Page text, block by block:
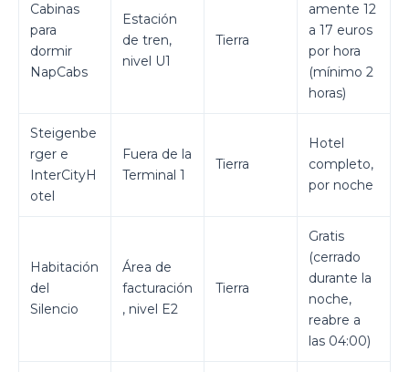
Cabinas
para
dormir
NapCabs
Estación
de tren,
nivel U1
Tierra
amente 12
a 17 euros
por hora
(mínimo 2
horas)
Steigenbe
rger e
InterCityH
otel
Fuera de la
Terminal 1
Tierra
Hotel
completo,
por noche
Habitación
del
Silencio
Área de
facturación
, nivel E2
Tierra
Gratis
(cerrado
durante la
noche,
reabre a
las 04:00)